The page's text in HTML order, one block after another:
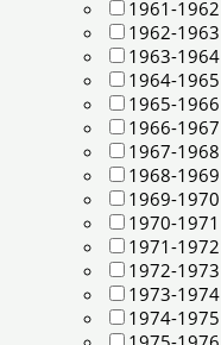
1961-1962
1962-1963
1963-1964
1964-1965
1965-1966
1966-1967
1967-1968
1968-1969
1969-1970
1970-1971
1971-1972
1972-1973
1973-1974
1974-1975